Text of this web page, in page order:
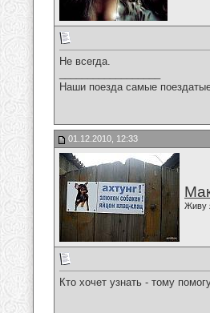
Не всегда.
Наши поезда самые
01.12.2010, 12:33
Живу
Кто хочет узнать - тому